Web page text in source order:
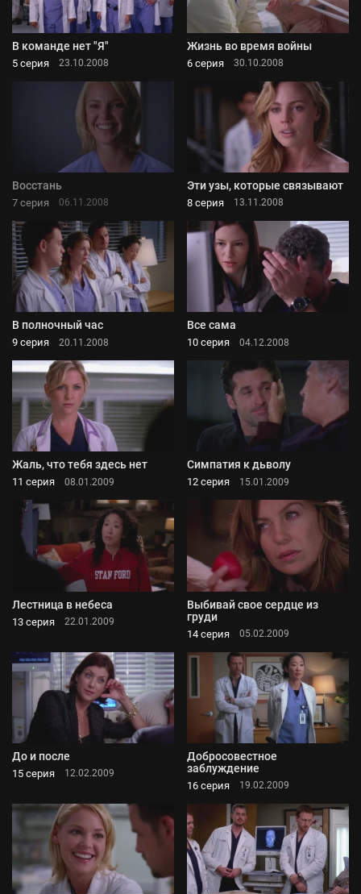
В команде нет "Я"
5 серия 23.10.2008
Жизнь во время войны
6 серия 30.10.2008
Восстань
7 серия 06.11.2008
Эти узы, которые связывают
8 серия 13.11.2008
В полночный час
9 серия 20.11.2008
Все сама
10 серия 04.12.2008
Жаль, что тебя здесь нет
11 серия 08.01.2009
Симпатия к дьволу
12 серия 15.01.2009
Лестница в небеса
13 серия 22.01.2009
Выбивай свое сердце из
груди
14 серия 05.02.2009
До и после
15 серия 12.02.2009
Добросовестное
заблуждение
16 серия 19.02.2009